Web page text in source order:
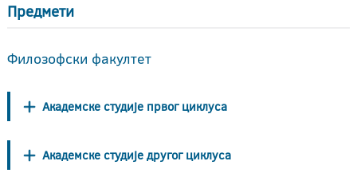
Предмети
Филозофски факултет
Академске студије првог циклуса
Академске студије другог циклуса